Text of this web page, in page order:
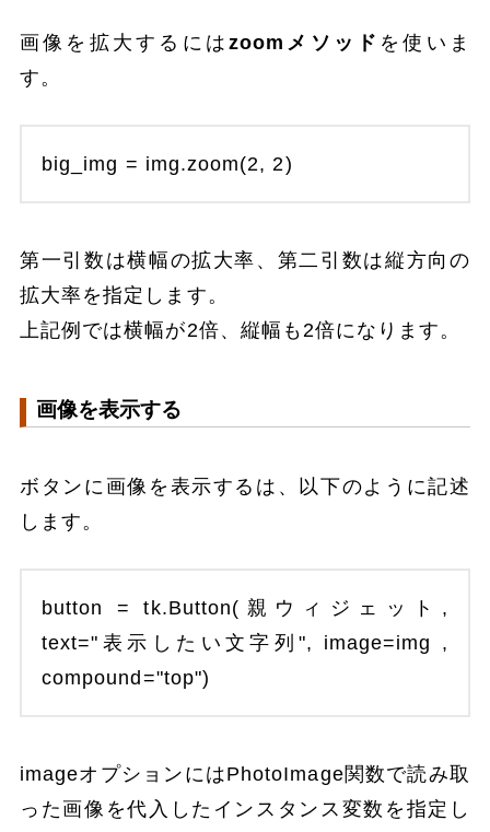
画像を拡大するには zoomメソッド を使いま
す。
big_img = img.zoom(2, 2)
第一引数は横幅の拡大率、第二引数は縦方向の
拡大率を指定します。
上記例では横幅が2倍、縦幅も2倍になります。
画像を表示する
ボタンに画像を表示するは、以下のように記述
します。
button = tk.Button(親ウィジェット,
text="表示したい文字列", image=img ,
compound="top")
imageオプションにはPhotoImage関数で読み取
った画像を代入したインスタンス変数を指定し